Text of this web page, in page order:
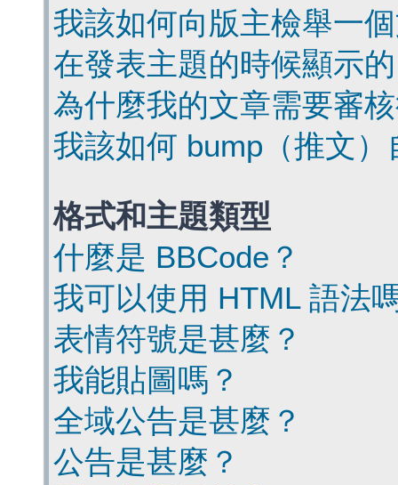
我該如何向版主檢舉一
在發表主題的時候顯示
為什麼我的文章需要審
我該如何 bump（推文
格式和主題類型
什麼是 BBCode？
我可以使用 HTML 語法
表情符號是甚麼？
我能貼圖嗎？
全域公告是甚麼？
公告是甚麼？